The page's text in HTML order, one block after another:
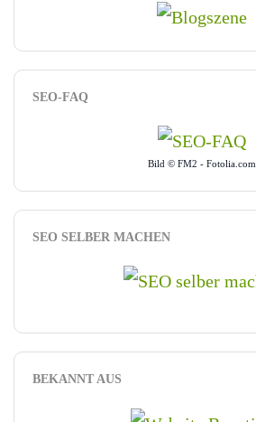
SEO-FAQ
Bild © FM2 - Fotolia.com
SEO SELBER MACHEN
BEKANNT AUS